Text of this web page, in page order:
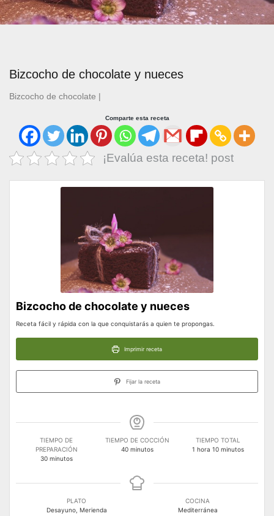
Bizcocho de chocolate y nueces
Bizcocho de chocolate |
Comparte esta receta
¡Evalúa esta receta! post
Bizcocho de chocolate y nueces
Receta fácil y rápida con la que conquistarás a quien te propongas.
Imprimir receta
Fijar la receta
TIEMPO DE
PREPARACIÓN
30minutos
minutos
TIEMPO DE COCCIÓN
40minutos
minutos
TIEMPO TOTAL
1hora
hora 10minutos
minutos
PLATO
Desayuno, Merienda
COCINA
Mediterránea